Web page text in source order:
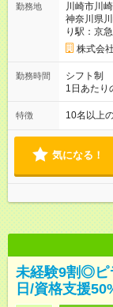
900円含む
<年収例> ■
前半 年収
考：PT資
出身 入社
月＋賞与
を含む ■研修担当＋リーダー職 入社年数：15年目 年収：約11，
コース開発の担
あり 試用
です。
勤務地
川崎市川
神奈川県
り駅：京
「武蔵小
分東急東
徒歩1分
集です）
株式会
勤務時間
シフト制
1日あたり
の勤務時
特徴 10名以上
気になる！
未経験9割◎ピ
日/資格支援